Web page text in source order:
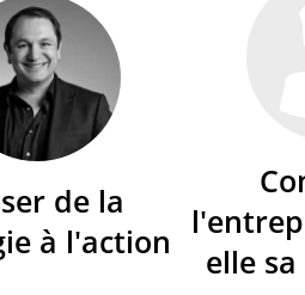
de la
à l'action
elle